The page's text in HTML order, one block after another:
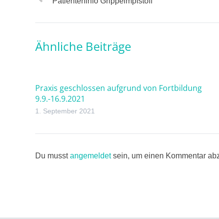
Ähnliche Beiträge
Praxis geschlossen aufgrund von Fortbildung
9.9.-16.9.2021
1. September 2021
Du musstangemeldetsein, um einen Kommentar